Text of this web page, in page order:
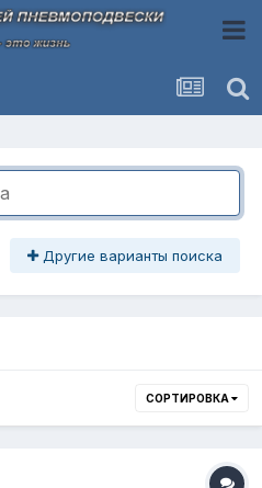
Другие варианты поиска
СОРТИРОВКА